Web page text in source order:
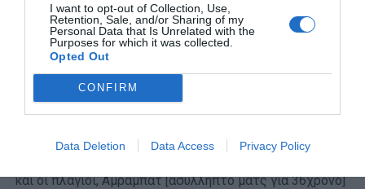
I want to opt-out of Collection, Use,
Retention, Sale, and/or Sharing of my
Personal Data that Is Unrelated with the
Purposes for which it was collected.
Opted Out
CONFIRM
Data Deletion Data Access Privacy Policy
Η Μπράιτον είχε σταθερά την μπάλα – από την ΑΕΚ
περισσότερες από 30 επαφές έκαναν μόνο ο
τερματοφύλακας, Στάνκοβιτς, και τα δύο σέντερ-μπακ,
Μήτογλου-Σιμάνσκι – αλλά στις περισσότερες φάσεις,
και οι πλάγιοι, Άμραμπατ [ασύλληπτο ματς για 36χρονο]